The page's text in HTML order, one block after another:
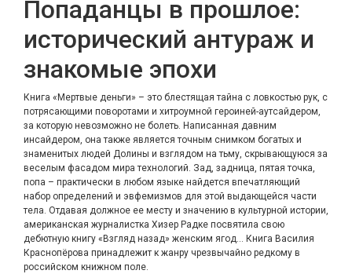
Попаданцы в прошлое:
исторический антураж и
знакомые эпохи
Книга «Мертвые деньги» – это блестящая тайна с ловкостью рук, с
потрясающими поворотами и хитроумной героиней-аутсайдером,
за которую невозможно не болеть. Написанная давним
инсайдером, она также является точным снимком богатых и
знаменитых людей Долины и взглядом на тьму, скрывающуюся за
веселым фасадом мира технологий. Зад, задница, пятая точка,
попа – практически в любом языке найдется впечатляющий
набор определений и эвфемизмов для этой выдающейся части
тела. Отдавая должное ее месту и значению в культурной истории,
американская журналистка Хизер Радке посвятила свою
дебютную книгу «Взгляд назад» женским ягод… Книга Василия
Краснопёрова принадлежит к жанру чрезвычайно редкому в
российском книжном поле.